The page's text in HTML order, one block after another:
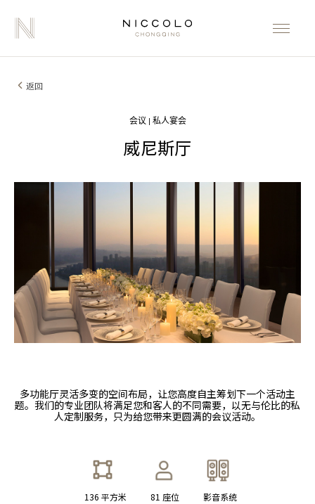
返回
会议 | 私人宴会
威尼斯厅
多功能厅灵活多变的空间布局，让您高度自主筹划下一个活动主
题。我们的专业团队将满足您和客人的不同需要，以无与伦比的私
人定制服务，只为给您带来更圆满的会议活动。
136 平方米 81 座位 影音系统